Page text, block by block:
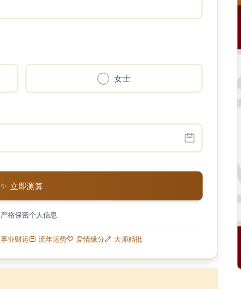
女士
✨ 立即测算
严格保密个人信息
事业财运 流年运势 爱情缘分 大师精批